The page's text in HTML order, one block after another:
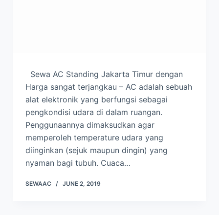
Sewa AC Standing Jakarta Timur dengan
Harga sangat terjangkau – AC adalah sebuah
alat elektronik yang berfungsi sebagai
pengkondisi udara di dalam ruangan.
Penggunaannya dimaksudkan agar
memperoleh temperature udara yang
diinginkan (sejuk maupun dingin) yang
nyaman bagi tubuh. Cuaca…
SEWAAC JUNE 2, 2019